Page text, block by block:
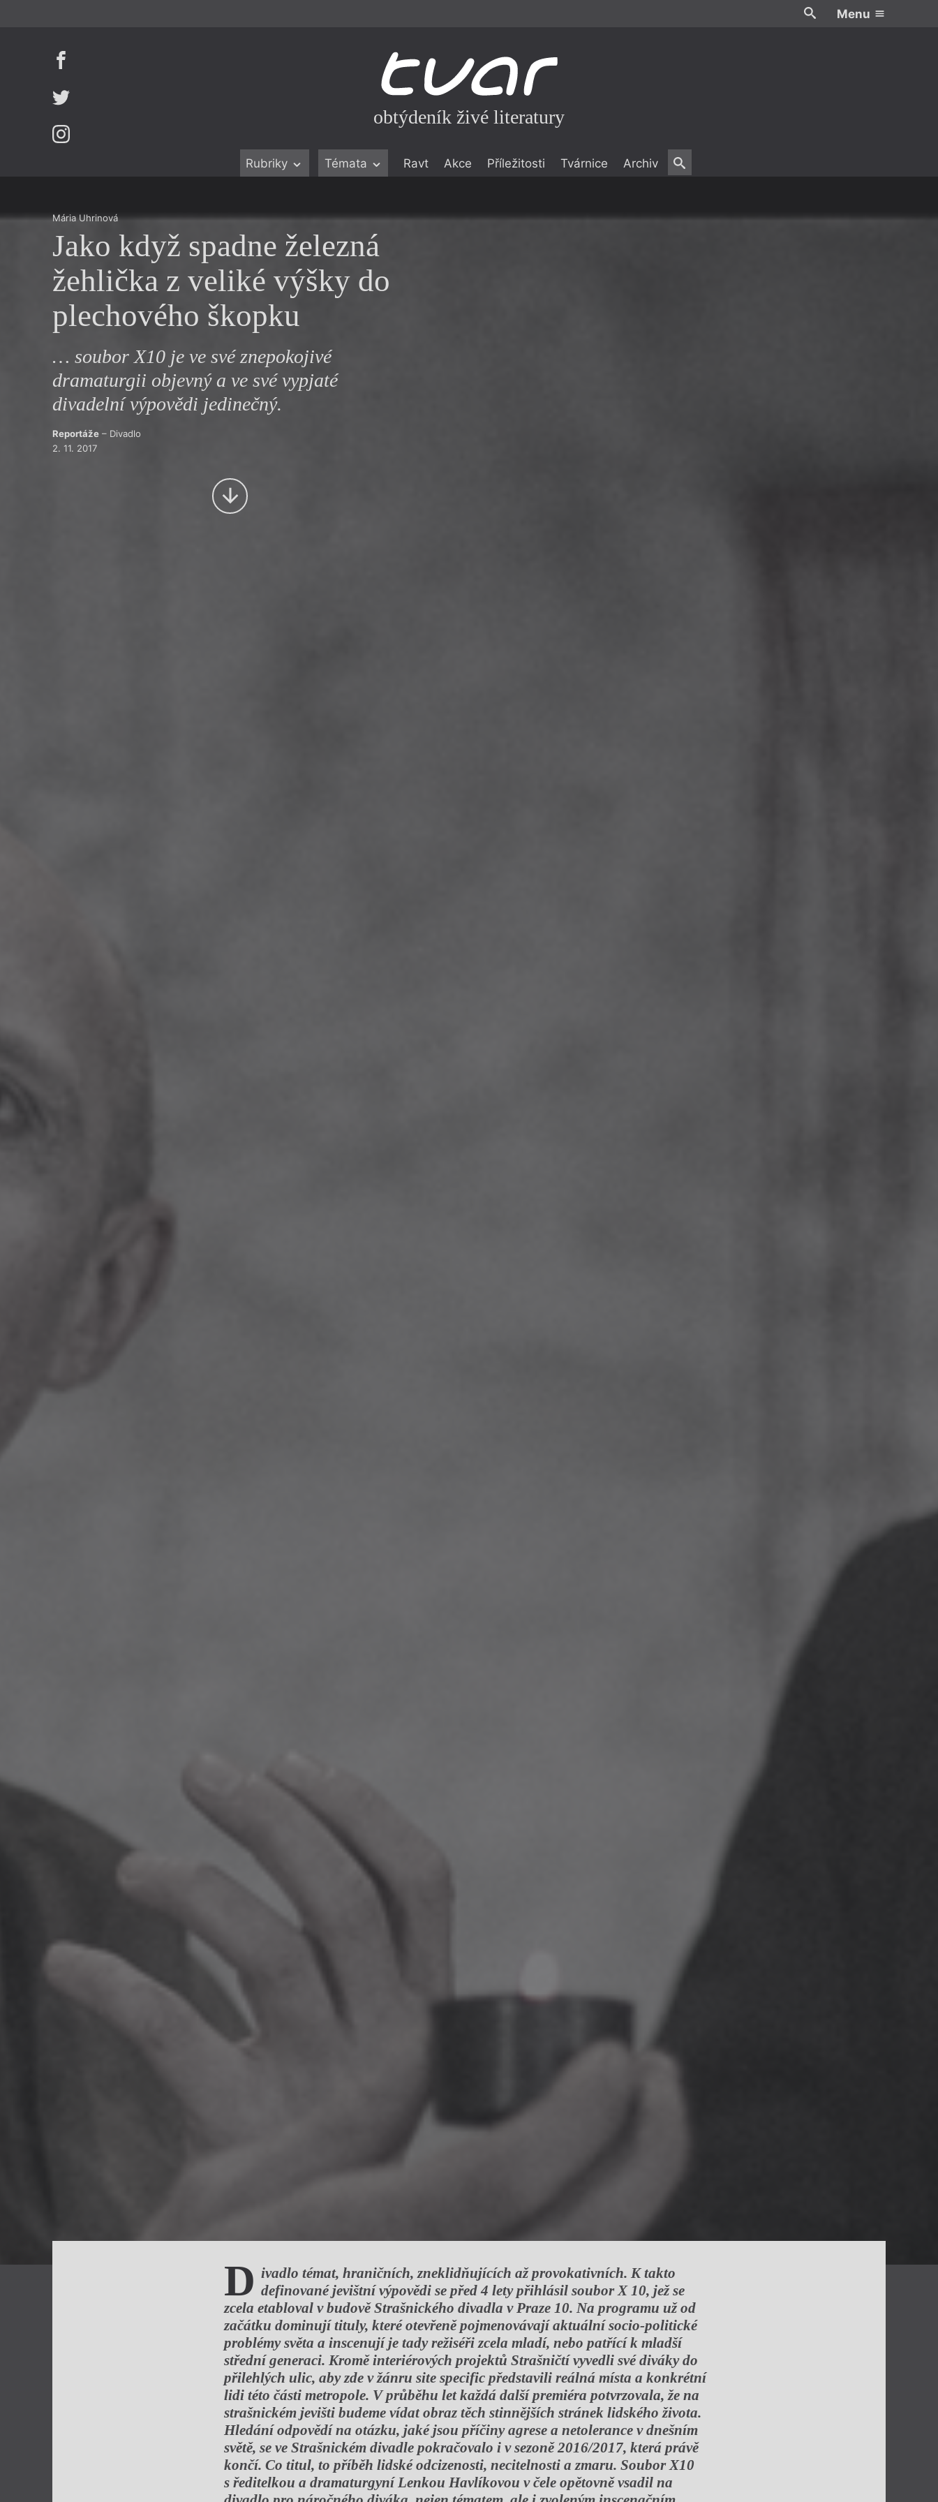
Menu
obtýdeník živé literatury
Rubriky Témata Ravt Akce Příležitosti Tvárnice Archiv
Drobná publicistika
Esejistika
Reportáže
Rozhovory
Právě vychází
Mauzoleum
Historie kolonialismu
Dokument
Výroční ceny
Mária Uhrinová
Jako když spadne železná
žehlička z veliké výšky do
plechového škopku
… soubor X10 je ve své znepokojivé
dramaturgii objevný a ve své vypjaté
divadelní výpovědi jedinečný.
Reportáže– Divadlo
2. 11. 2017
D ivadlo témat, hraničních, zneklidňujících až provokativních. K takto
definované jevištní výpovědi se před 4 lety přihlásil soubor X 10, jež se
zcela etabloval v budově Strašnického divadla v Praze 10. Na programu už od
začátku dominují tituly, které otevřeně pojmenovávají aktuální socio-politické
problémy světa a inscenují je tady režiséři zcela mladí, nebo patřící k mladší
střední generaci. Kromě interiérových projektů Strašničtí vyvedli své diváky do
přilehlých ulic, aby zde v žánru site specific představili reálná místa a konkrétní
lidi této části metropole. V průběhu let každá další premiéra potvrzovala, že na
strašnickém jevišti budeme vídat obraz těch stinnějších stránek lidského života.
Hledání odpovědí na otázku, jaké jsou příčiny agrese a netolerance v dnešním
světě, se ve Strašnickém divadle pokračovalo i v sezoně 2016/2017, která právě
končí. Co titul, to příběh lidské odcizenosti, necitelnosti a zmaru. Soubor X10
s ředitelkou a dramaturgyní Lenkou Havlíkovou v čele opětovně vsadil na